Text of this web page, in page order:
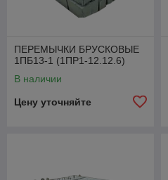
ПЕРЕМЫЧКИ БРУСКОВЫЕ
1ПБ13-1 (1ПР1-12.12.6)
В наличии
Цену уточняйте